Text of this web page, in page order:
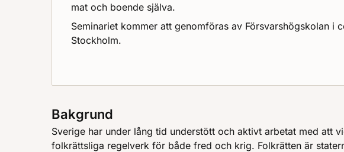
mat och boende själva.
Seminariet kommer att genomföras av Försvarshögskolan i
Stockholm.
Bakgrund
Sverige har under lång tid understött och aktivt arbetat med att
folkrättsliga regelverk för både fred och krig. Folkrätten är